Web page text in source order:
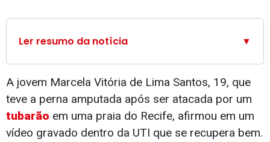
Ler resumo da notícia ▼
A jovem Marcela Vitória de Lima Santos, 19, que
teve a perna amputada após ser atacada por um
tubarão em uma praia do Recife, afirmou em um
vídeo gravado dentro da UTI que se recupera bem.